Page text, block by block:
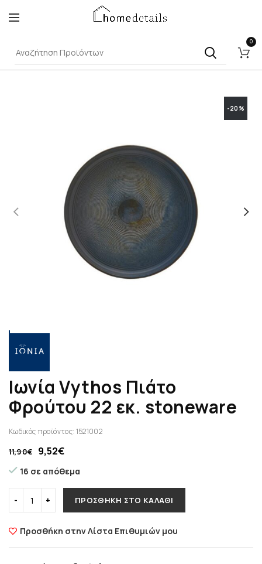
0
-20%
Ιωνία Vythos Πιάτο
Φρούτου 22 εκ. stoneware
Κωδικός προϊόντος: 1521002
11,90€ 9,52€
16 σε απόθεμα
ΠΡΟΣΘΉΚΗ ΣΤΟ ΚΑΛΆΘΙ
Προσθήκη στην Λίστα Επιθυμιών μου